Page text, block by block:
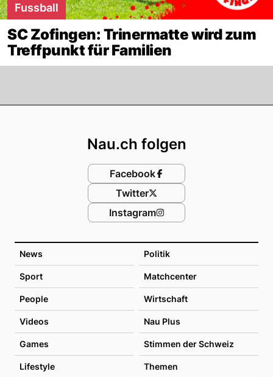
Fussball
SC Zofingen: Trinermatte wird zum
Treffpunkt für Familien
News Politik
Sport Matchcenter
People Wirtschaft
Videos Nau Plus
Games Stimmen der Schweiz
Lifestyle Themen
Nau.ch folgen
Facebook
Twitter
Instagram